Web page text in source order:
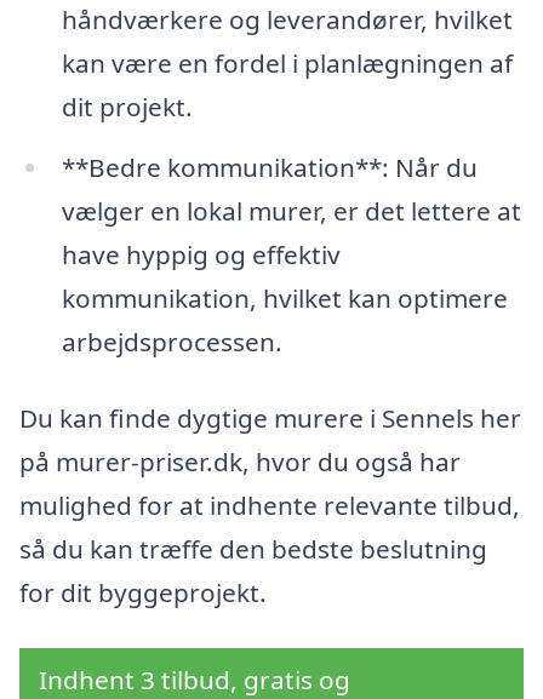
håndværkere og leverandører, hvilket
kan være en fordel i planlægningen af
dit projekt.
**Bedre kommunikation**: Når du
vælger en lokal murer, er det lettere at
have hyppig og effektiv
kommunikation, hvilket kan optimere
arbejdsprocessen.
Du kan finde dygtige murere i Sennels her
på murer-priser.dk, hvor du også har
mulighed for at indhente relevante tilbud,
så du kan træffe den bedste beslutning
for dit byggeprojekt.
Indhent 3 tilbud, gratis og